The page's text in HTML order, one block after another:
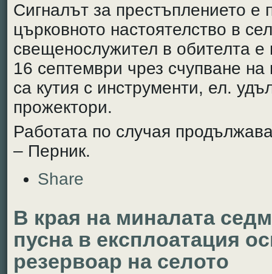
Сигналът за престъплението е
църковното настоятелство в
свещенослужител в обителта е
16 септември чрез счупване
са кутия с инструменти, ел.
прожектори.
Работата по случая
– Перник.
Share
В края на миналата
пусна в експлоатация
резервоар на селото